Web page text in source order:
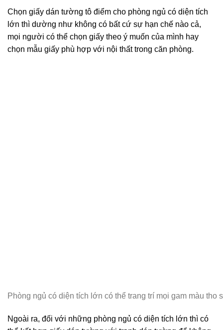
Chọn giấy dán tường tô điểm cho phòng ngủ có diện tích
lớn thì dường như không có bất cứ sự hạn chế nào cả,
mọi người có thể chọn giấy theo ý muốn của mình hay
chọn mẫu giấy phù hợp với nội thất trong căn phòng.
Phòng ngủ có diện tích lớn có thể trang trí mọi gam màu tho
Ngoài ra, đối với những phòng ngủ có diện tích lớn thì có